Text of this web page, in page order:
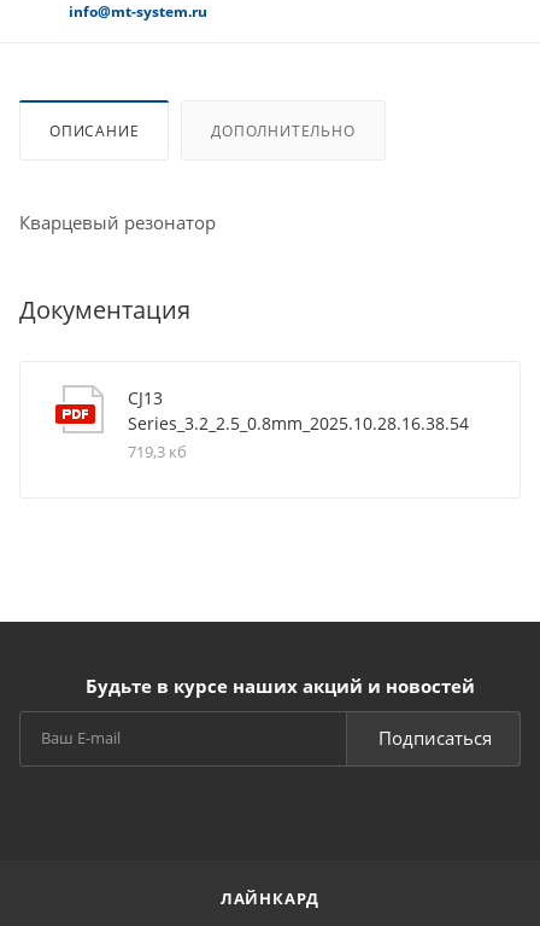
info@mt-system.ru
ОПИСАНИЕ ДОПОЛНИТЕЛЬНО
Кварцевый резонатор
Документация
CJ13
Series_3.2_2.5_0.8mm_2025.10.28.16.38.54
719,3 кб
Будьте в курсе наших акций и новостей
Подписаться
ЛАЙНКАРД